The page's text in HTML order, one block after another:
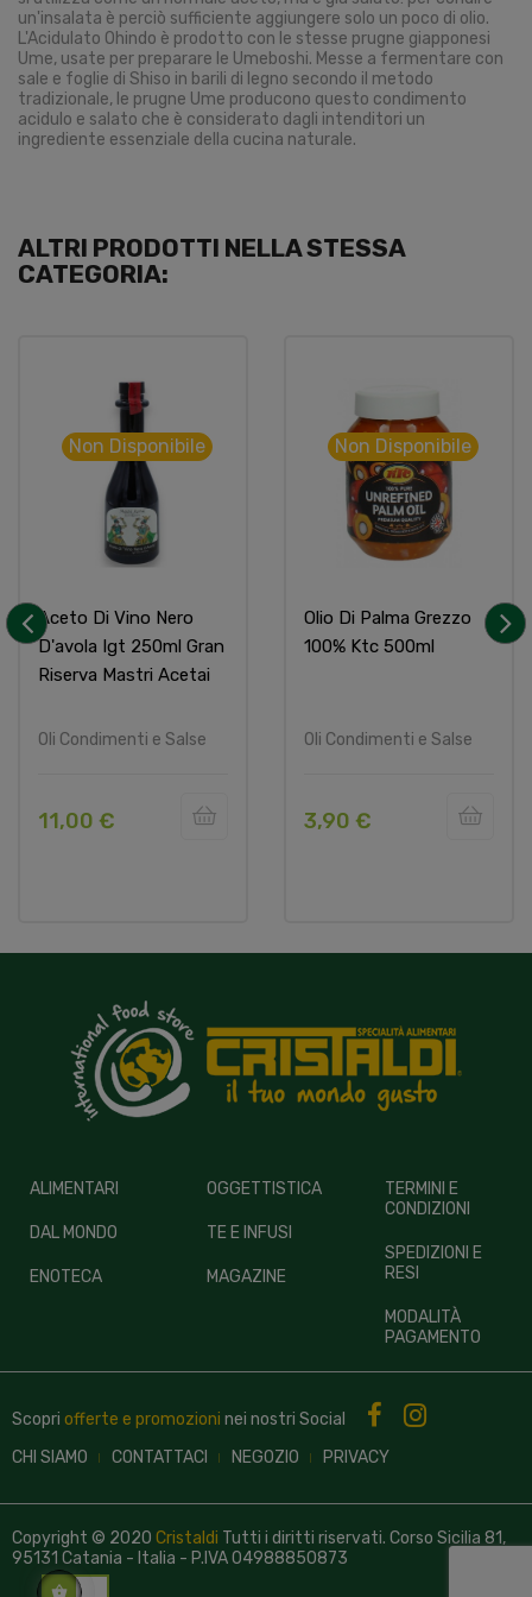
un'insalata è perciò sufficiente aggiungere solo un poco di olio.
L'Acidulato Ohindo è prodotto con le stesse prugne giapponesi
Ume, usate per preparare le Umeboshi. Messe a fermentare con
sale e foglie di Shiso in barili di legno secondo il metodo
tradizionale, le prugne Ume producono questo condimento
acidulo e salato che è considerato dagli intenditori un
ingrediente essenziale della cucina naturale.
ALTRI PRODOTTI NELLA STESSA
CATEGORIA:
Aceto Di Vino Nero
D'avola Igt 250ml Gran
Riserva Mastri Acetai
Oli Condimenti e Salse
Non Disponibile
11,00 €
Olio Di Palma Grezzo
100% Ktc 500ml
Oli Condimenti e Salse
Non Disponibile
3,90 €
ALIMENTARI
DAL MONDO
ENOTECA
OGGETTISTICA
TE E INFUSI
MAGAZINE
TERMINI E
CONDIZIONI
SPEDIZIONI E
RESI
MODALITÀ
PAGAMENTO
Scopri offerte e promozioni nei nostri Social
CHI SIAMO
CONTATTACI NEGOZIO PRIVACY
Copyright © 2020 Cristaldi Tutti i diritti riservati. Corso Sicilia 81,
95131 Catania - Italia - P.IVA 04988850873